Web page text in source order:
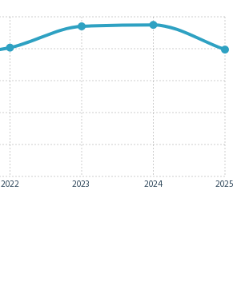
2022 2023 2024 2025